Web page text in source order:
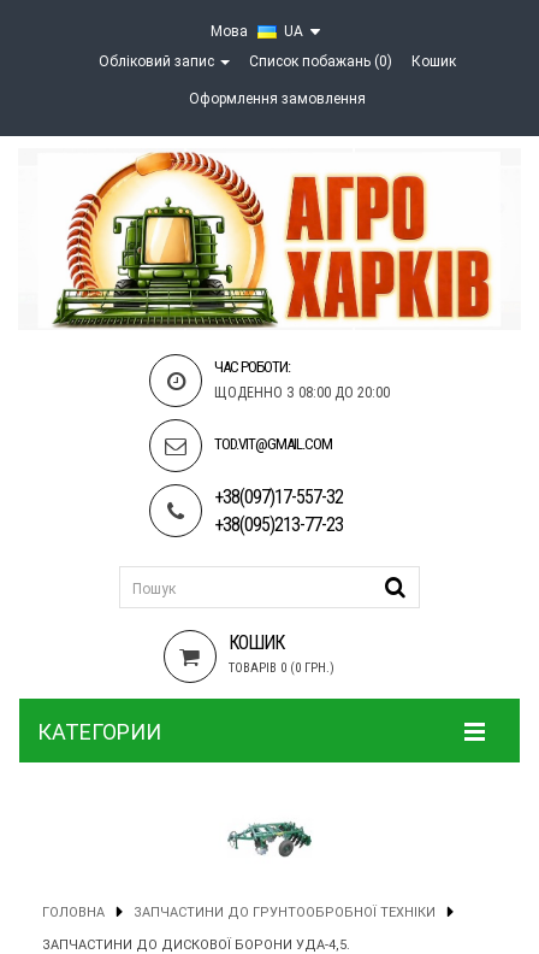
Мова
UA
Обліковий запис
Список побажань (0) Кошик
Оформлення замовлення
ЧАС РОБОТИ:
ЩОДЕННО З 08:00 ДО 20:00
TOD.VIT@GMAIL.COM
+38(097)17-557-32
+38(095)213-77-23
КОШИК
ТОВАРІВ 0 (0 ГРН.)
КАТЕГОРИИ
ГОЛОВНА ЗАПЧАСТИНИ ДО ГРУНТООБРОБНОЇ ТЕХНІКИ
ЗАПЧАСТИНИ ДО ДИСКОВОЇ БОРОНИ УДА-4,5.